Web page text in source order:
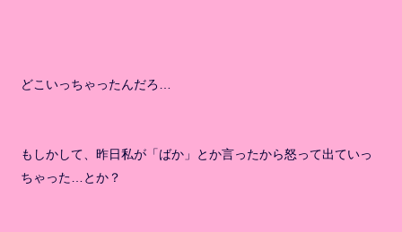
どこいっちゃったんだろ…
もしかして、昨日私が「ばか」とか言ったから怒って出ていっ
ちゃった…とか？